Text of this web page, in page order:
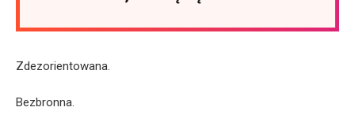
Zdezorientowana.
Bezbronna.